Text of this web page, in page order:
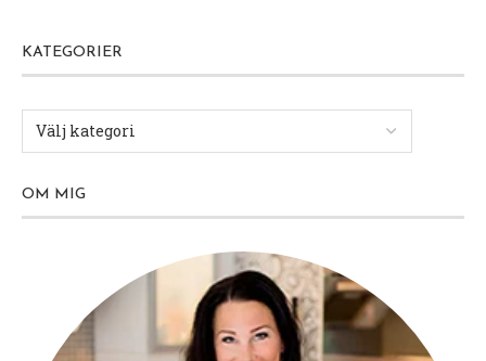
KATEGORIER
OM MIG